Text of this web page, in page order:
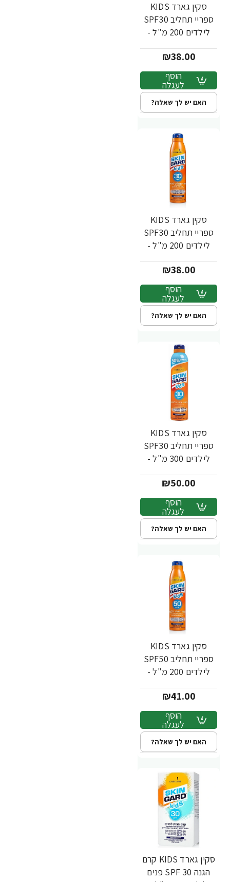
סקין גארד KIDS
ספריי תחליב SPF30
לילדים 200 מ"ל -
₪38.00
הוסף
לעגלה
האם יש לך שאלה?
סקין גארד KIDS
ספריי תחליב SPF30
לילדים 200 מ"ל -
₪38.00
הוסף
לעגלה
האם יש לך שאלה?
סקין גארד KIDS
ספריי תחליב SPF30
לילדים 300 מ"ל -
₪50.00
הוסף
לעגלה
האם יש לך שאלה?
סקין גארד KIDS
ספריי תחליב SPF50
לילדים 200 מ"ל -
₪41.00
הוסף
לעגלה
האם יש לך שאלה?
סקין גארד KIDS קרם
הגנה 30 SPF פנים